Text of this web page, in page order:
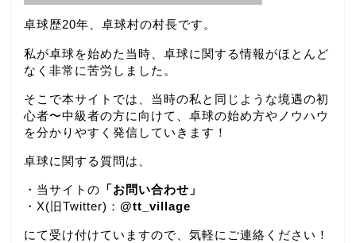
卓球歴20年、卓球村の村長です。
私が卓球を始めた当時、卓球に関する情報がほとんど
なく非常に苦労しました。
そこで本サイトでは、当時の私と同じような境遇の初
心者〜中級者の方に向けて、卓球の始め方やノウハウ
を分かりやすく発信していきます！
卓球に関する質問は、
・当サイトの 「お問い合わせ」
・X(旧Twitter)： @tt_village
にて受け付けていますので、気軽にご連絡ください！